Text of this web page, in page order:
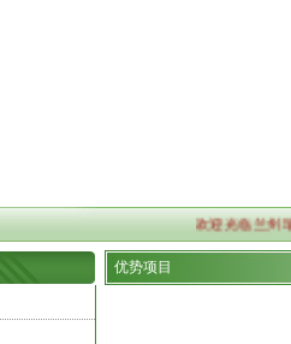
欢迎光临兰州
优势项目